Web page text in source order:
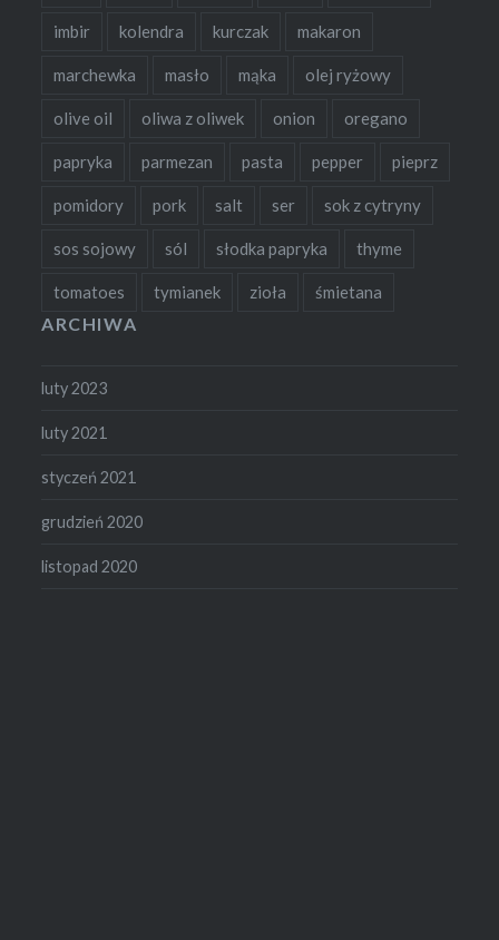
imbir kolendra kurczak makaron
marchewka masło mąka olej ryżowy
olive oil oliwa z oliwek onion oregano
papryka parmezan pasta pepper pieprz
pomidory pork salt ser sok z cytryny
sos sojowy sól słodka papryka thyme
tomatoes tymianek zioła śmietana
ARCHIWA
luty 2023
luty 2021
styczeń 2021
grudzień 2020
listopad 2020